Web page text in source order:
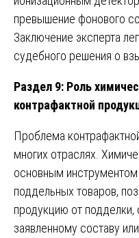
превышение фонового
Заключение эксперта
судебного решения о
Раздел 9: Роль
контрафактной
Проблема
многих отраслях.
основным
поддельных товаров,
продукцию от подделки,
заявленному составу